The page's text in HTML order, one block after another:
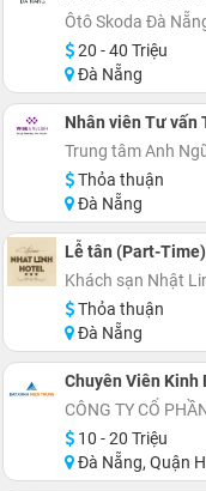
Ôtô Skoda Đà
20 - 40 Triệu
Đà Nẵng
Nhân viên Tư vấn
Trung tâm Anh
Thỏa thuận
Đà Nẵng
Lễ tân (Part-Time)
Khách sạn Nhật
Thỏa thuận
Đà Nẵng
Chuyên Viên Kinh
CÔNG TY CỔ
10 - 20 Triệu
Đà Nẵng, Quận Hải Châu, Quận Ngũ Hành Sơn, Quận